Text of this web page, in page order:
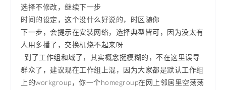
选择不修改，继续下一步
时间的设定，这个没什么好说的，时区随你
下一步，会提示在安装网络，选择典型皆可，因为没太有
人用多播了，交换机烧不起来呀
到了工作组和域了，其实概念挺模糊的，不在这里误导
群众了，建议现在工作组上混，因为大家都是默认工作组
上的workgroup，你一个homegroup在网上邻居里空荡荡